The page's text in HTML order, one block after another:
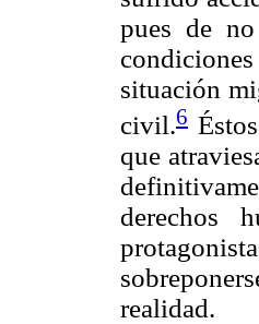
pues de
situación
civil.6
que
derechos
realidad.